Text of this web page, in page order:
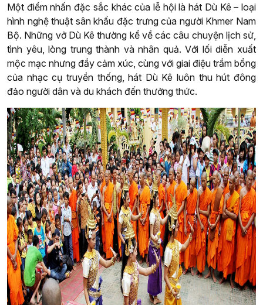
Một điểm nhấn đặc sắc khác của lễ hội là hát Dù Kê – loại
hình nghệ thuật sân khấu đặc trưng của người Khmer Nam
Bộ. Những vở Dù Kê thường kể về các câu chuyện lịch sử,
tình yêu, lòng trung thành và nhân quả. Với lối diễn xuất
mộc mạc nhưng đầy cảm xúc, cùng với giai điệu trầm bổng
của nhạc cụ truyền thống, hát Dù Kê luôn thu hút đông
đảo người dân và du khách đến thưởng thức.